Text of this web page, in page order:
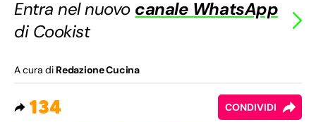
Entra nel nuovo canale WhatsApp
di Cookist
A cura di Redazione Cucina
134 CONDIVIDI